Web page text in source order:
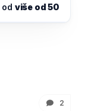
od više od 50
2